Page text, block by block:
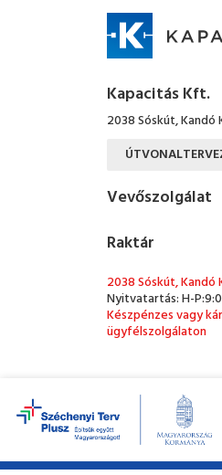
Kapacitás Kft.
2038 Sóskút, Kandó
Vevőszolgálat
Raktár
2038 Sóskút, Kandó
Nyitvatartás: H-
Készpénzes vagy
ügyfélszolgálaton
Ahogy a legtöbb weboldal,
A böngészés folytatásával